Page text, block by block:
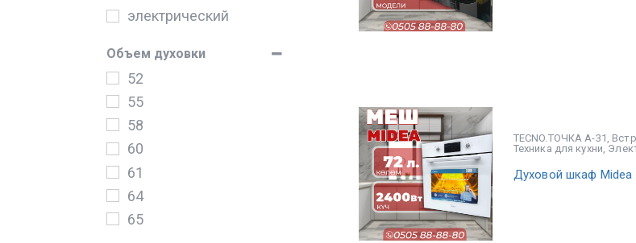
LG
Luxell
Midea
Samsung
Simfer
SmartLife
Termikel
Veo
электрический
Объем духовки
52
55
58
60
61
64
65
TECNO.ТОЧКА А-31 ,
Техника для кухни,
Духовой шкаф